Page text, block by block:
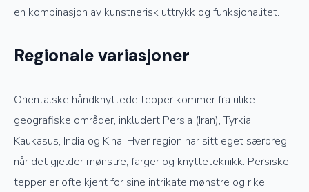
en kombinasjon av kunstnerisk uttrykk og funksjonalitet.
Regionale variasjoner
Orientalske håndknyttede tepper kommer fra ulike
geografiske områder, inkludert Persia (Iran), Tyrkia,
Kaukasus, India og Kina. Hver region har sitt eget særpreg
når det gjelder mønstre, farger og knytteteknikk. Persiske
tepper er ofte kjent for sine intrikate mønstre og rike